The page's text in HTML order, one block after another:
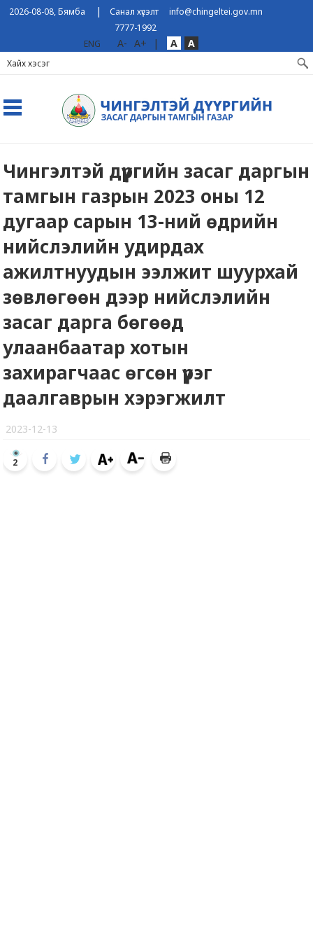
2026-08-08, Бямба | Санал хүсэлт
info@chingeltei.gov.mn
7777-1992
ENG
A- A+ | A A
Чингэлтэй дүүргийн засаг даргын
тамгын газрын 2023 оны 12
дугаар сарын 13-ний өдрийн
нийслэлийн удирдах
ажилтнуудын ээлжит шуурхай
зөвлөгөөн дээр нийслэлийн
засаг дарга бөгөөд
улаанбаатар хотын
захирагчаас өгсөн үүрэг
даалгаврын хэрэгжилт
2023-12-13
2